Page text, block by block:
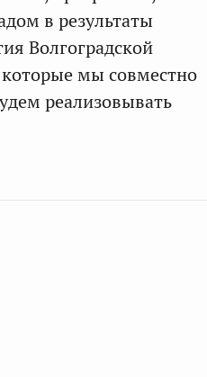
в результаты
Волгоградской
мы совместно
реализовывать